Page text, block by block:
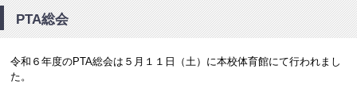
PTA総会
令和６年度のPTA総会は５月１１日（土）に本校体育館にて行われまし
た。